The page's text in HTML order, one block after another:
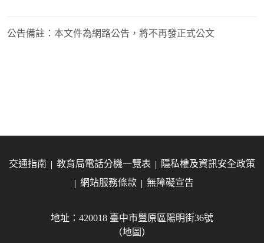
公告備註： 本文件為網路公告，將不再發正式公文
交通指南 教育局電話分機一覽表
隱私權及資訊安全政策
網站服務條款
無障礙宣告
地址：420018 臺中市豐原區陽明街36號
（地圖）